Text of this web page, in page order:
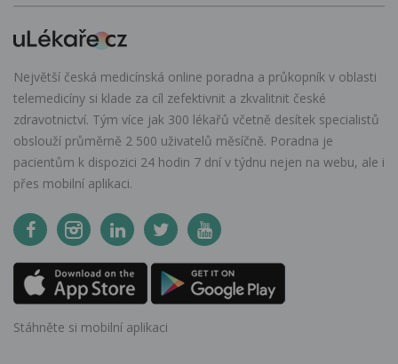
Největší česká medicínská online poradna a průkopník v oblasti
telemedicíny si klade za cíl zefektivnit a zkvalitnit české
zdravotnictví. Tým více jak 300 lékařů včetně desítek specialistů
obslouží průměrně 2 500 uživatelů měsíčně. Poradna je
pacientům k dispozici 24 hodin 7 dní v týdnu nejen na webu, ale i
přes mobilní aplikaci.
Stáhněte si mobilní aplikaci